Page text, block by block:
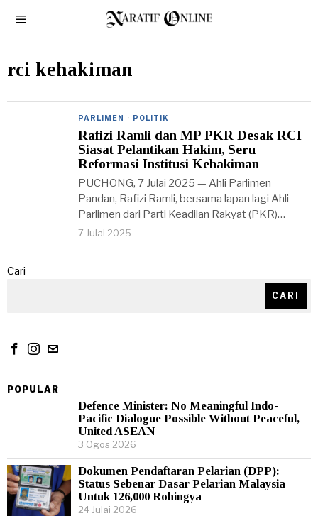
rci kehakiman
PARLIMEN · POLITIK
Rafizi Ramli dan MP PKR Desak RCI
Siasat Pelantikan Hakim, Seru
Reformasi Institusi Kehakiman
PUCHONG, 7 Julai 2025 — Ahli Parlimen
Pandan, Rafizi Ramli, bersama lapan lagi Ahli
Parlimen dari Parti Keadilan Rakyat (PKR)…
7 Julai 2025
Cari
CARI
POPULAR
Defence Minister: No Meaningful Indo-
Pacific Dialogue Possible Without Peaceful,
United ASEAN
3 Ogos 2026
Dokumen Pendaftaran Pelarian (DPP):
Status Sebenar Dasar Pelarian Malaysia
Untuk 126,000 Rohingya
24 Julai 2026